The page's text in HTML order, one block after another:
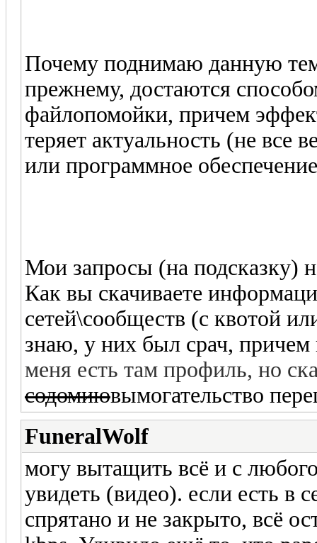
Почему поднимаю данную
прежнему, достаются
файлопомойки, причем
теряет актуальность (не все
или программное
Мои запросы (на подсказку)
Как вы скачиваете
сетей\сообществ (с квотой
знаю, у них был срач, причем
меня есть там профиль, но
содомиювымогательство
FuneralWolf
могу вытащить всё и с
увидеть (видео). если есть в
спрятано и не закрыто, всё